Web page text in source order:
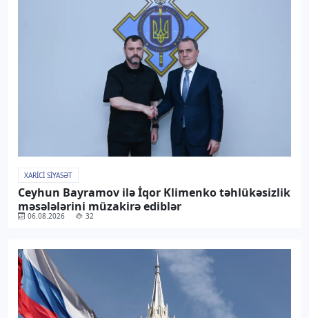
XARICI SIYASƏT
Ceyhun Bayramov ilə İqor Klimenko təhlükəsizlik
məsələlərini müzakirə ediblər
06.08.2026 32